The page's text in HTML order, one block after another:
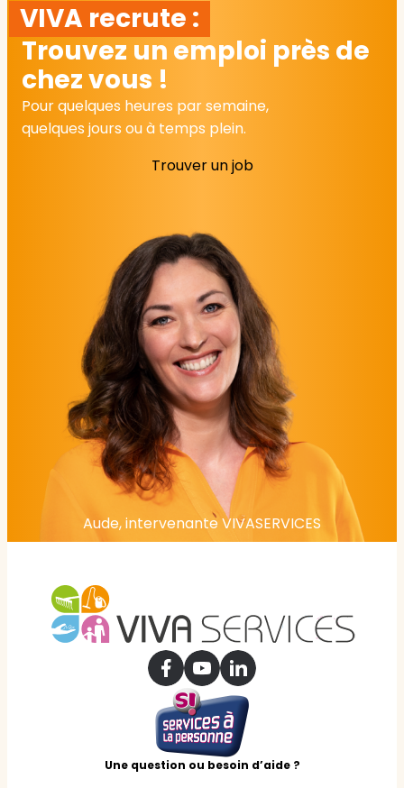
VIVA recrute :
Trouvez un emploi près de
chez vous !
Pour quelques heures par semaine,
quelques jours ou à temps plein.
Trouver un job
Aude, intervenante VIVASERVICES
Une question ou besoin d’aide ?